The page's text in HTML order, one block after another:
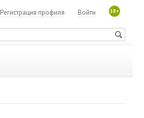
18+
Войти
Регистрация профиля